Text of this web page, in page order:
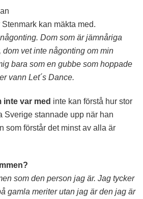
kan mäkta med.
Dom som är jämnåriga
dom vet inte någonting om min
bara som en gubbe som hoppade
vann Let´s Dance.
inte var med inte kan förstå hur stor
Sverige stannade upp när han
som förstår det minst av alla är
som den person jag är. Jag tycker
gamla meriter utan jag är den jag är